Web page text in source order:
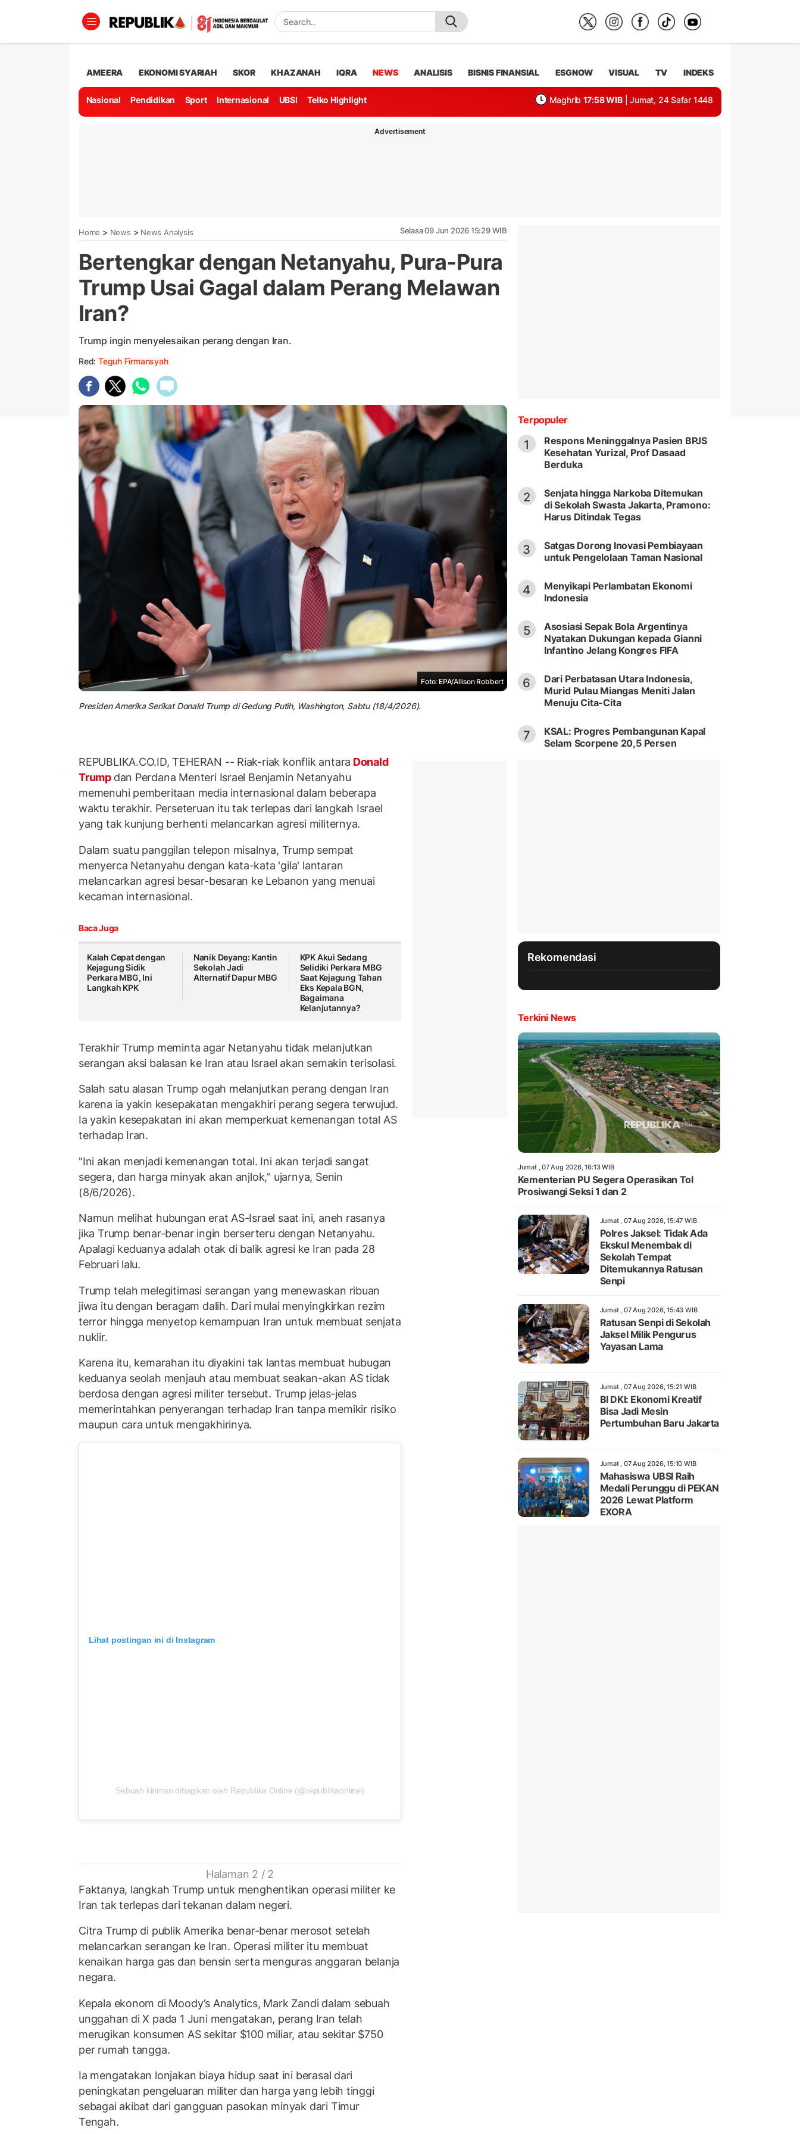
AMEERA EKONOMI SYARIAH SKOR KHAZANAH IQRA NEWS ANALISIS BISNIS FINANSIAL ESGNOW VISUAL TV INDEKS
Nasional Pendidikan Sport Internasional UBSI Telko Highlight Maghrib 17:58 WIB | Jumat, 24 Safar 1448
Advertisement
Home > News > News Analysis Selasa 09 Jun 2026 15:29 WIB
Bertengkar dengan Netanyahu, Pura-Pura
Trump Usai Gagal dalam Perang Melawan
Iran?
Trump ingin menyelesaikan perang dengan Iran.
Red: Teguh Firmansyah
Foto: EPA/Allison Robbert
Presiden Amerika Serikat Donald Trump di Gedung Putih, Washington, Sabtu (18/4/2026).
REPUBLIKA.CO.ID, TEHERAN -- Riak-riak konflik antara Donald
Trump dan Perdana Menteri Israel Benjamin Netanyahu
memenuhi pemberitaan media internasional dalam beberapa
waktu terakhir. Perseteruan itu tak terlepas dari langkah Israel
yang tak kunjung berhenti melancarkan agresi militernya.
Dalam suatu panggilan telepon misalnya, Trump sempat
menyerca Netanyahu dengan kata-kata 'gila' lantaran
melancarkan agresi besar-besaran ke Lebanon yang menuai
kecaman internasional.
Baca Juga
Kalah Cepat dengan
Kejagung Sidik
Perkara MBG, Ini
Langkah KPK
Nanik Deyang: Kantin
Sekolah Jadi
Alternatif Dapur MBG
KPK Akui Sedang
Selidiki Perkara MBG
Saat Kejagung Tahan
Eks Kepala BGN,
Bagaimana
Kelanjutannya?
Terakhir Trump meminta agar Netanyahu tidak melanjutkan
serangan aksi balasan ke Iran atau Israel akan semakin terisolasi.
Salah satu alasan Trump ogah melanjutkan perang dengan Iran
karena ia yakin kesepakatan mengakhiri perang segera terwujud.
Ia yakin kesepakatan ini akan memperkuat kemenangan total AS
terhadap Iran.
"Ini akan menjadi kemenangan total. Ini akan terjadi sangat
segera, dan harga minyak akan anjlok," ujarnya, Senin
(8/6/2026).
Namun melihat hubungan erat AS-Israel saat ini, aneh rasanya
jika Trump benar-benar ingin berserteru dengan Netanyahu.
Apalagi keduanya adalah otak di balik agresi ke Iran pada 28
Februari lalu.
Trump telah melegitimasi serangan yang menewaskan ribuan
jiwa itu dengan beragam dalih. Dari mulai menyingkirkan rezim
terror hingga menyetop kemampuan Iran untuk membuat senjata
nuklir.
Karena itu, kemarahan itu diyakini tak lantas membuat hubugan
keduanya seolah menjauh atau membuat seakan-akan AS tidak
berdosa dengan agresi militer tersebut. Trump jelas-jelas
memerintahkan penyerangan terhadap Iran tanpa memikir risiko
maupun cara untuk mengakhirinya.
Lihat postingan ini di Instagram
Sebuah kiriman dibagikan oleh Republika Online (@republikaonline)
Halaman 2 / 2
Faktanya, langkah Trump untuk menghentikan operasi militer ke
Iran tak terlepas dari tekanan dalam negeri.
Citra Trump di publik Amerika benar-benar merosot setelah
melancarkan serangan ke Iran. Operasi militer itu membuat
kenaikan harga gas dan bensin serta menguras anggaran belanja
negara.
Kepala ekonom di Moody’s Analytics, Mark Zandi dalam sebuah
unggahan di X pada 1 Juni mengatakan, perang Iran telah
merugikan konsumen AS sekitar $100 miliar, atau sekitar $750
per rumah tangga.
Ia mengatakan lonjakan biaya hidup saat ini berasal dari
peningkatan pengeluaran militer dan harga yang lebih tinggi
sebagai akibat dari gangguan pasokan minyak dari Timur
Tengah.
Terpopuler
1
Respons Meninggalnya Pasien BPJS
Kesehatan Yurizal, Prof Dasaad
Berduka
2
Senjata hingga Narkoba Ditemukan
di Sekolah Swasta Jakarta, Pramono:
Harus Ditindak Tegas
3
Satgas Dorong Inovasi Pembiayaan
untuk Pengelolaan Taman Nasional
4
Menyikapi Perlambatan Ekonomi
Indonesia
5
Asosiasi Sepak Bola Argentinya
Nyatakan Dukungan kepada Gianni
Infantino Jelang Kongres FIFA
6
Dari Perbatasan Utara Indonesia,
Murid Pulau Miangas Meniti Jalan
Menuju Cita-Cita
7
KSAL: Progres Pembangunan Kapal
Selam Scorpene 20,5 Persen
Rekomendasi
Terkini News
Jumat , 07 Aug 2026, 16:13 WIB
Kementerian PU Segera Operasikan Tol
Prosiwangi Seksi 1 dan 2
Jumat , 07 Aug 2026, 15:47 WIB
Polres Jaksel: Tidak Ada
Ekskul Menembak di
Sekolah Tempat
Ditemukannya Ratusan
Senpi
Jumat , 07 Aug 2026, 15:43 WIB
Ratusan Senpi di Sekolah
Jaksel Milik Pengurus
Yayasan Lama
Jumat , 07 Aug 2026, 15:21 WIB
BI DKI: Ekonomi Kreatif
Bisa Jadi Mesin
Pertumbuhan Baru Jakarta
Jumat , 07 Aug 2026, 15:10 WIB
Mahasiswa UBSI Raih
Medali Perunggu di PEKAN
2026 Lewat Platform
EXORA